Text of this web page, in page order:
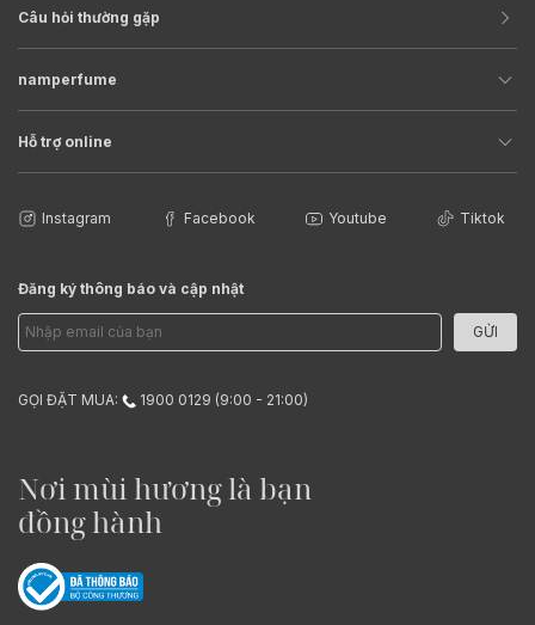
Câu hỏi thường gặp
namperfume
Hỗ trợ online
Instagram Facebook Youtube Tiktok
Đăng ký thông báo và cập nhật
GỬI
GỌI ĐẶT MUA: 1900 0129 (9:00 - 21:00)
Nơi mùi hương là bạn
đồng hành